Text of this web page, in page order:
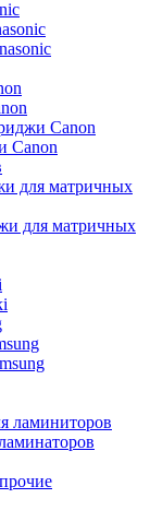
Canon
Canon
для матричных
для матричных
ламиниторов